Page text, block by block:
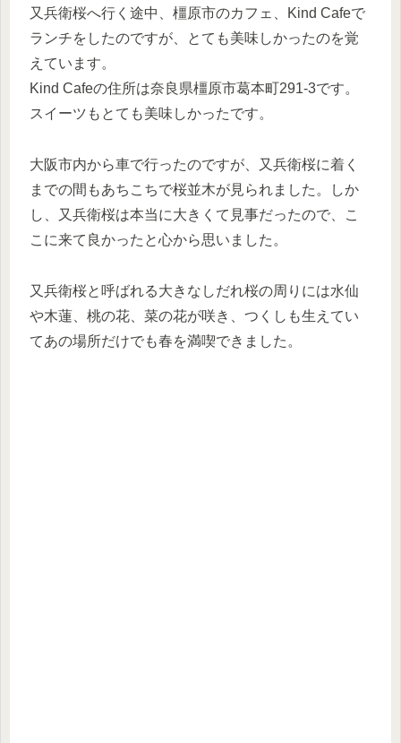
又兵衛桜へ行く途中、橿原市のカフェ、Kind Cafeで
ランチをしたのですが、とても美味しかったのを覚
えています。
Kind Cafeの住所は奈良県橿原市葛本町291-3です。
スイーツもとても美味しかったです。
大阪市内から車で行ったのですが、又兵衛桜に着く
までの間もあちこちで桜並木が見られました。しか
し、又兵衛桜は本当に大きくて見事だったので、こ
こに来て良かったと心から思いました。
又兵衛桜と呼ばれる大きなしだれ桜の周りには水仙
や木蓮、桃の花、菜の花が咲き、つくしも生えてい
てあの場所だけでも春を満喫できました。